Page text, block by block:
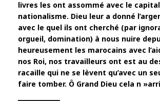
livres les ont assommé avec le
nationalisme. Dieu leur a donné
avec le quel ils ont cherché (par
orgueil, domination) à nous nuire
heureusement les marocains avec
nos Roi, nos travailleurs ont est au
racaille qui ne se lèvent qu’avec un
faire tomber. Ô Grand Dieu cela n